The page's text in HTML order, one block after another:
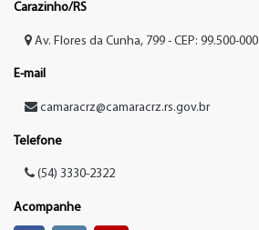
Carazinho/RS
Av. Flores da Cunha, 799 - CEP: 99.500-000
E-mail
camaracrz@camaracrz.rs.gov.br
Telefone
(54) 3330-2322
Acompanhe